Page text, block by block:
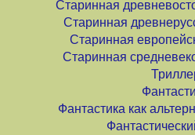
Старинная
Старинная
Старинная
Старинная
Фантастика как